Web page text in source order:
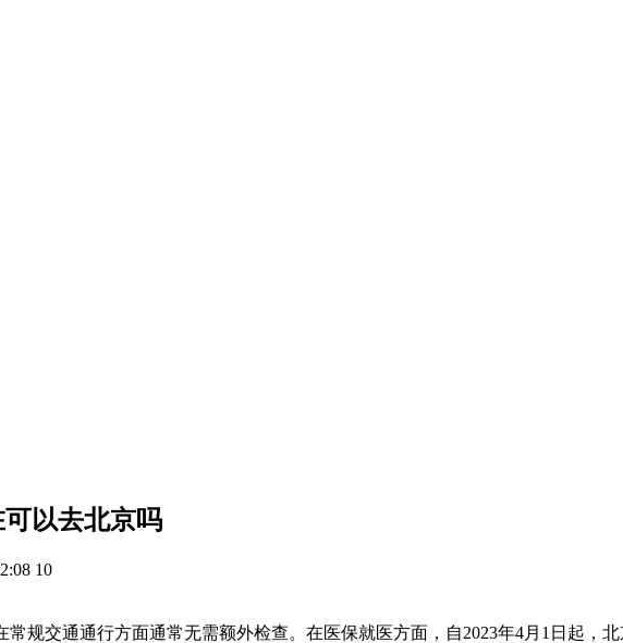
以去北京吗
10
常规交通通行方面通常无需额外检查。在医保就医方面，自2023年4月1日起